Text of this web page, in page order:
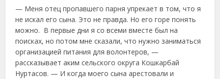
— Меня отец пропавшего парня упрекает в том, что я
не искал его сына. Это не правда. Но его горе понять
можно. В первые дни я со всеми вместе был на
поисках, но потом мне сказали, что нужно заниматься
организацией питания для волонтеров, —
рассказывает аким сельского округа Кошкарбай
Нуртасов. — И когда моего сына арестовали и